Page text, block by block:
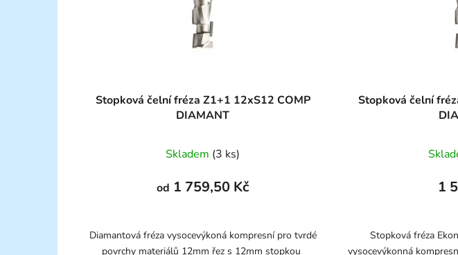
Stopková čelní fréza Z1+1 12xS12 COMP
DIAMANT
Skladem (3 ks)
od 1 759,50 Kč
Diamantová fréza vysocevýkoná kompresní pro tvrdé
povrchy materiálů 12mm řez s 12mm stopkou
Stopková čelní
1
Stopková fréza
vysocevýkonná